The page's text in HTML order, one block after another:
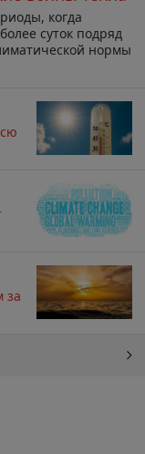
когда
суток подряд
нормы
за